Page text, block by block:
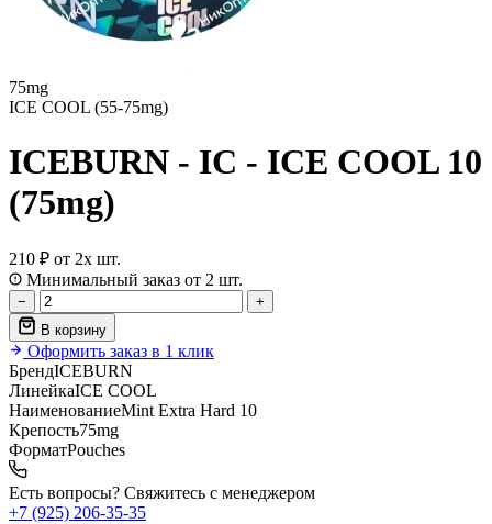
75mg
ICE COOL (55-75mg)
ICEBURN - IC - ICE COOL 10
(75mg)
210 ₽ от 2х шт.
Минимальный заказ от 2 шт.
−
+
В корзину
Оформить заказ в 1 клик
БрендICEBURN
ЛинейкаICE COOL
НаименованиеMint Extra Hard 10
Крепость75mg
ФорматPouches
Есть вопросы? Свяжитесь с менеджером
+7 (925) 206‑35‑35